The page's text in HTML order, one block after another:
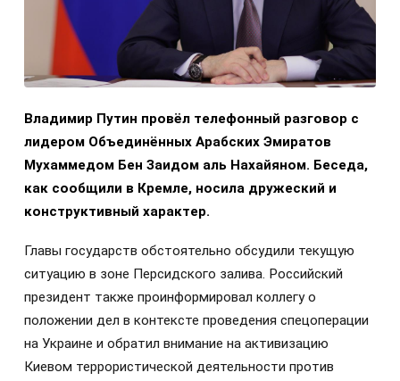
Владимир Путин провёл телефонный разговор с
лидером Объединённых Арабских Эмиратов
Мухаммедом Бен Заидом аль Нахайяном. Беседа,
как сообщили в Кремле, носила дружеский и
конструктивный характер.
Главы государств обстоятельно обсудили текущую
ситуацию в зоне Персидского залива. Российский
президент также проинформировал коллегу о
положении дел в контексте проведения спецоперации
на Украине и обратил внимание на активизацию
Киевом террористической деятельности против